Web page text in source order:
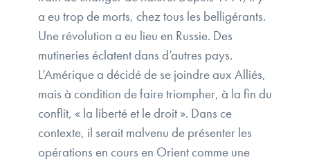
a eu trop de morts, chez tous les belligérants.
Une révolution a eu lieu en Russie. Des
mutineries éclatent dans d’autres pays.
L’Amérique a décidé de se joindre aux Alliés,
mais à condition de faire triompher, à la fin du
conflit, « la liberté et le droit ». Dans ce
contexte, il serait malvenu de présenter les
opérations en cours en Orient comme une